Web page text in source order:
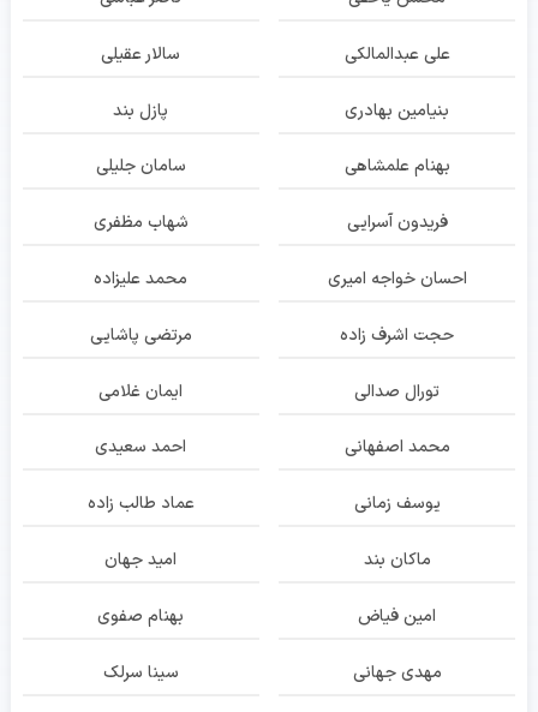
علی عبدالمالکی سالار عقیلی
بنیامین بهادری پازل بند
بهنام علمشاهی سامان جلیلی
فریدون آسرایی شهاب مظفری
احسان خواجه امیری محمد علیزاده
حجت اشرف زاده مرتضی پاشایی
تورال صدالی ایمان غلامی
محمد اصفهانی احمد سعیدی
یوسف زمانی عماد طالب زاده
ماکان بند امید جهان
امین فیاض بهنام صفوی
مهدی جهانی سینا سرلک